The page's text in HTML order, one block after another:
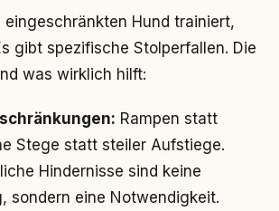
eingeschränkten Hund trainiert,
gibt spezifische Stolperfallen. Die
was wirklich hilft:
Rampen statt
Stege statt steiler Aufstiege.
Hindernisse sind keine
sondern eine Notwendigkeit.